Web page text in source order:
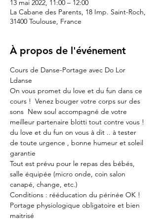
13 mai 2022, 11:00 – 12:00
La Cabane des Parents, 18 Imp. Saint-Roch,
31400 Toulouse, France
À propos de l'événement
Cours de Danse-Portage avec Do Lor
Ldanse
On vous promet du love et du fun dans ce
cours !  Venez bouger votre corps sur des
sons  New soul accompagné de votre
meilleur partenaire blotti tout contre vous !
du love et du fun on vous à dit .. à tester
de toute urgence , bonne humeur et soleil
garantie
Tout est prévu pour le repas des bébés,
salle équipée (micro onde, coin salon
canapé, change, etc.)
Conditions : rééducation du périnée OK !
Portage physiologique obligatoire et bien
maitrisé